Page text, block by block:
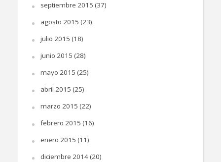
septiembre 2015 (37)
agosto 2015 (23)
julio 2015 (18)
junio 2015 (28)
mayo 2015 (25)
abril 2015 (25)
marzo 2015 (22)
febrero 2015 (16)
enero 2015 (11)
diciembre 2014(20)